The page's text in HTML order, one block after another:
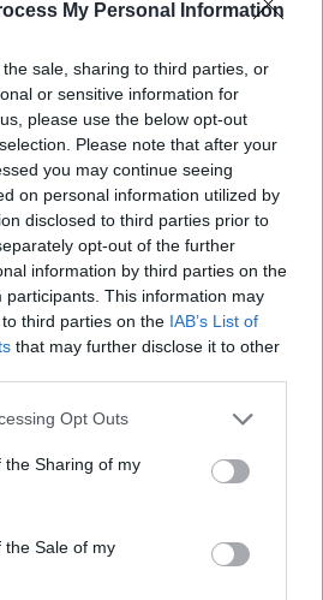
My Personal Information
sale, sharing to third parties, or
or sensitive information for
please use the below opt-out
Please note that after your
you may continue seeing
on personal information utilized by
disclosed to third parties prior to
opt-out of the further
information by third parties on the
participants. This information may
third parties on the IAB’s List of
that may further disclose it to other
Opt Outs
the Sharing of my
the Sale of my
почти 900 години
за сладолед в